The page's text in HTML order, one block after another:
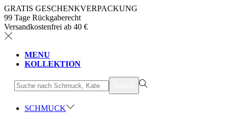
GRATIS GESCHENKVERPACKUNG
99 Tage Rückgaberecht
Versandkostenfrei ab 40 €
MENU
KOLLEKTION
suchen
nach>
SCHMUCK